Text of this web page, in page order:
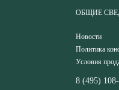
ОБЩИЕ
Новости
Политика
Условия
8 (495)